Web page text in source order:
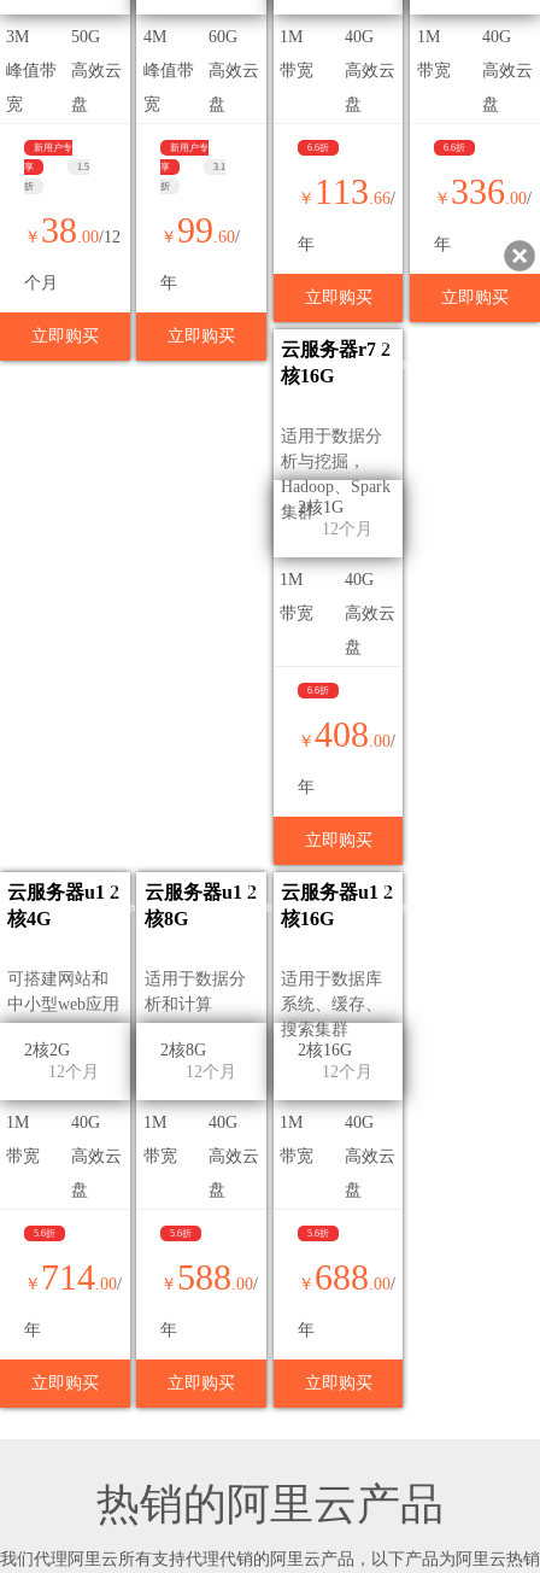
3M
峰值带
宽
50G
高效云
盘
新用户专
享
1.5
折
￥ 38.00/12
个月
立即购买
4M
峰值带
宽
60G
高效云
盘
新用户专
享
3.1
折
￥ 99.60/
年
立即购买
1M
带宽
40G
高效云
盘
6.6折
￥ 113.66/
年
立即购买
1M
带宽
40G
高效云
盘
6.6折
￥ 336.00/
年
立即购买
云服务器r7 2
核16G
适用于数据分
析与挖掘，
Hadoop、Spark
集群
代理专享价
2核1G
12个月
1M
带宽
40G
高效云
盘
6.6折
￥ 408 .00/
年
立即购买
云服务器u1 2
核4G
可搭建网站和
中小型web应用
代理专享价
2核2G
12个月
1M
带宽
40G
高效云
盘
5.6折
￥ 714 .00/
年
立即购买
云服务器u1 2
核8G
适用于数据分
析和计算
代理专享价
2核8G
12个月
1M
带宽
40G
高效云
盘
5.6折
￥ 588 .00/
年
立即购买
云服务器u1 2
核16G
适用于数据库
系统、缓存、
搜索集群
代理专享价
2核16G
12个月
1M
带宽
40G
高效云
盘
5.6折
￥ 688 .00/
年
立即购买
热销的阿里云产品
我们代理阿里云所有支持代理代销的阿里云产品，以下产品为阿里云热销